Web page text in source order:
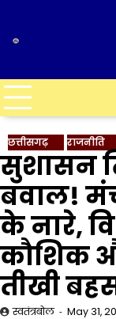
content
छत्तीसगढ़ राजनीति
सुशासन
बवाल!
के नारे,
कौशिक
तीखी
स्वतंत्रबोल May 31,